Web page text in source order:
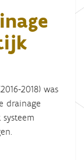
2018) was
drainage